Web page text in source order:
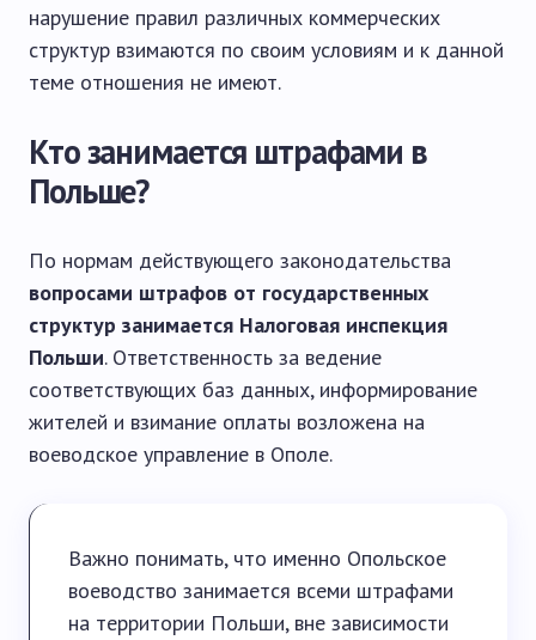
нарушение правил различных коммерческих
структур взимаются по своим условиям и к данной
теме отношения не имеют.
Кто занимается штрафами в
Польше?
По нормам действующего законодательства
вопросами штрафов от государственных
структур занимается Налоговая инспекция
Польши. Ответственность за ведение
соответствующих баз данных, информирование
жителей и взимание оплаты возложена на
воеводское управление в Ополе.
Важно понимать, что именно Опольское
воеводство занимается всеми штрафами
на территории Польши, вне зависимости